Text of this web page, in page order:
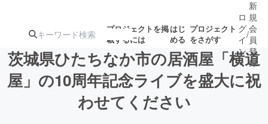
プロジェクトを掲
載するには
はじ
める
プロジェクト
をさがす
注目のリ 注目の新着プロ募集終了が近いプ
ロ
グ
イ
ン
/
新
規
会
員
登
録
茨城県ひたちなか市の居酒屋「横道
屋」の10周年記念ライブを盛大に祝
わせてください